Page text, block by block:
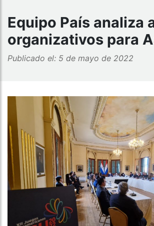
Equipo País analiza
organizativos para
Publicado el: 5 de mayo de 2022